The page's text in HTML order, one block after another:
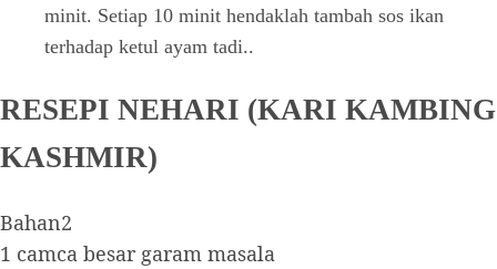
minit. Setiap 10 minit hendaklah tambah sos ikan
terhadap ketul ayam tadi..
RESEPI NEHARI (KARI KAMBING
KASHMIR)
Bahan2
1 camca besar garam masala